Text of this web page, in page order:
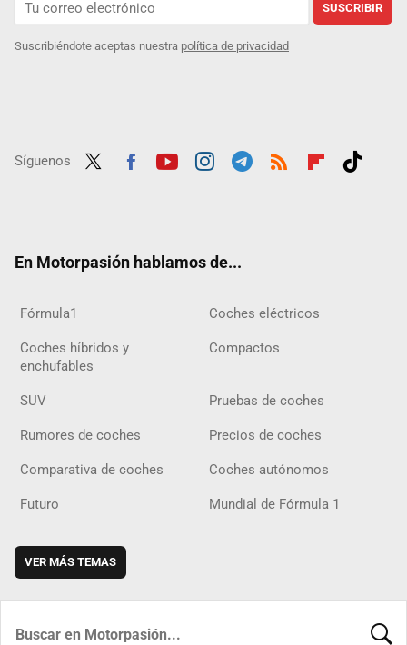
SUSCRIBIR
Suscribiéndote aceptas nuestra política de privacidad
Síguenos
En Motorpasión hablamos de...
Fórmula1 Coches eléctricos
Coches híbridos y
enchufables
Compactos
SUV Pruebas de coches
Rumores de coches Precios de coches
Comparativa de coches Coches autónomos
Futuro Mundial de Fórmula 1
VER MÁS TEMAS